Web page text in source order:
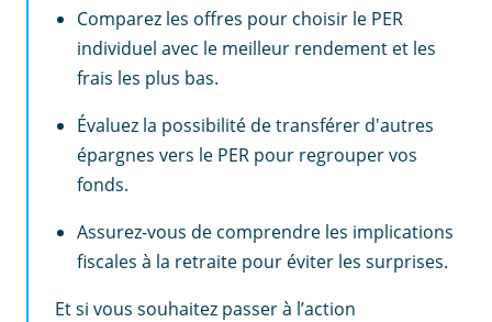
Comparez les offres pour choisir le PER
individuel avec le meilleur rendement et les
frais les plus bas.
Évaluez la possibilité de transférer d'autres
épargnes vers le PER pour regrouper vos
fonds.
Assurez-vous de comprendre les implications
fiscales à la retraite pour éviter les surprises.
Et si vous souhaitez passer à l’action